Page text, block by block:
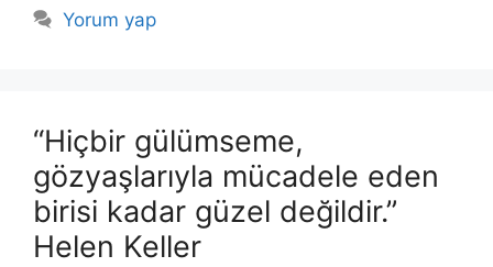
Yorum yap
“Hiçbir gülümseme,
gözyaşlarıyla mücadele eden
birisi kadar güzel değildir.”
Helen Keller